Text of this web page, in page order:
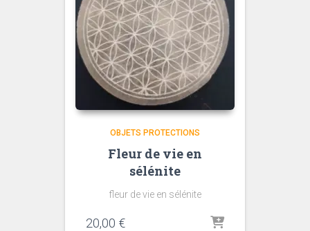
OBJETS PROTECTIONS
Fleur de vie en
sélénite
fleur de vie en sélénite
20,00 €